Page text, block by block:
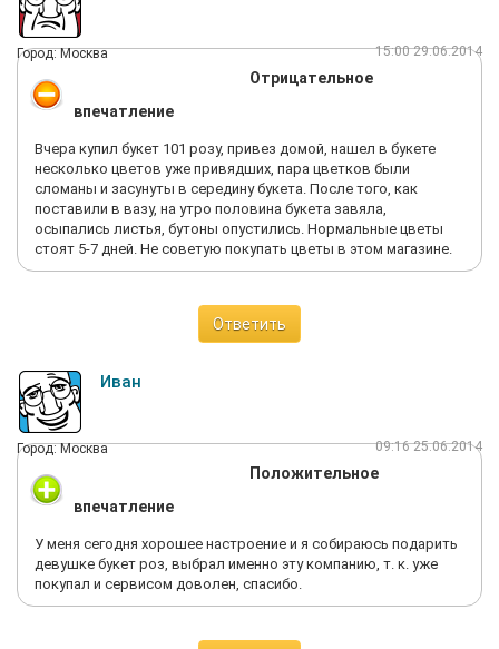
Город: Москва 15:00 29.06.2014
Отрицательное
впечатление
Вчера купил букет 101 розу, привез домой, нашел в букете
несколько цветов уже привядших, пара цветков были
сломаны и засунуты в середину букета. После того, как
поставили в вазу, на утро половина букета завяла,
осыпались листья, бутоны опустились. Нормальные цветы
стоят 5-7 дней. Не советую покупать цветы в этом магазине.
Ответить
Иван
Город: Москва 09:16 25.06.2014
Положительное
впечатление
У меня сегодня хорошее настроение и я собираюсь подарить
девушке букет роз, выбрал именно эту компанию, т. к. уже
покупал и сервисом доволен, спасибо.